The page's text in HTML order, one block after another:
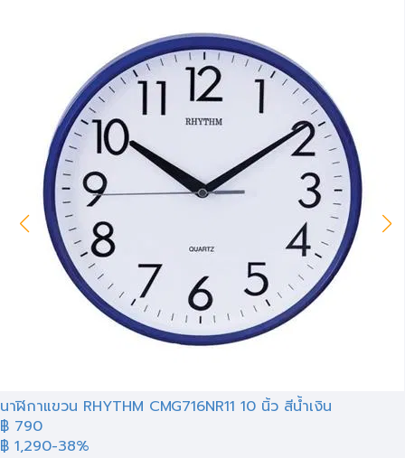
นาฬิกาแขวน RHYTHM CMG716NR11 10 นิ้ว สีน้ำเงิน
฿ 790
฿ 1,290-38%